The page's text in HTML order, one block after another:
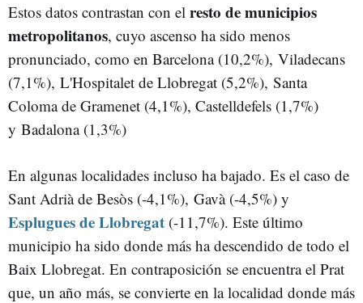
Estos datos contrastan con el resto de municipios
metropolitanos, cuyo ascenso ha sido menos
pronunciado, como en Barcelona (10,2%), Viladecans
(7,1%), L'Hospitalet de Llobregat (5,2%), Santa
Coloma de Gramenet (4,1%), Castelldefels (1,7%)
y Badalona (1,3%)
En algunas localidades incluso ha bajado. Es el caso de
Sant Adrià de Besòs (-4,1%), Gavà (-4,5%) y
Esplugues de Llobregat (-11,7%). Este último
municipio ha sido donde más ha descendido de todo el
Baix Llobregat. En contraposición se encuentra el Prat
que, un año más, se convierte en la localidad donde más